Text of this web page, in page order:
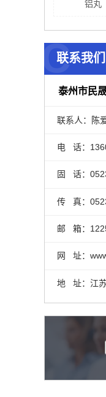
铝丸
联系我们
C
泰州市民
联系人：陈
电 话：
固 话：
传 真：
邮 箱：
网 址：
地 址：江